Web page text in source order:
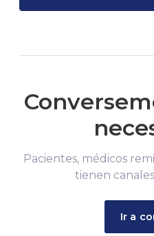
Pacientes, médicos
tienen
Ir a